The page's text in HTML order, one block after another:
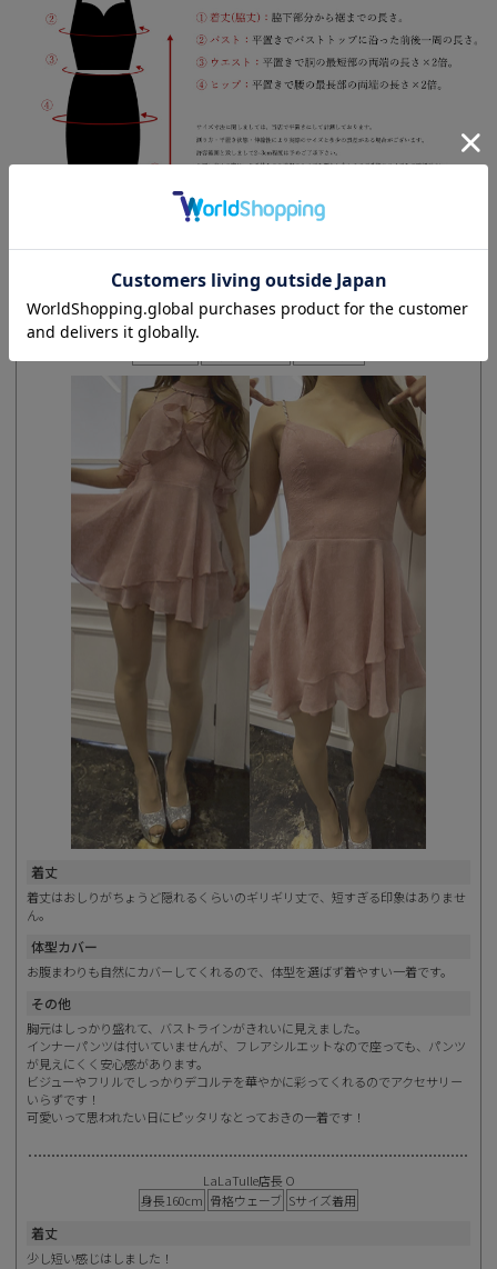
スタッフ着用レビュー
実店舗マネージャー S
着丈
着丈はおしりがちょうど隠れるくらいのギリギリ丈で、短すぎる印象はありませ
ん。
体型カバー
お腹まわりも自然にカバーしてくれるので、体型を選ばず着やすい一着です。
その他
胸元はしっかり盛れて、バストラインがきれいに見えました。
インナーパンツは付いていませんが、フレアシルエットなので座っても、パンツ
が見えにくく安心感があります。
ビジューやフリルでしっかりデコルテを華やかに彩ってくれるのでアクセサリー
いらずです！
可愛いって思われたい日にピッタリなとっておきの一着です！
LaLaTulle店長 O
身長160cm 骨格ウェーブ Sサイズ着用
着丈
少し短い感じはしました！